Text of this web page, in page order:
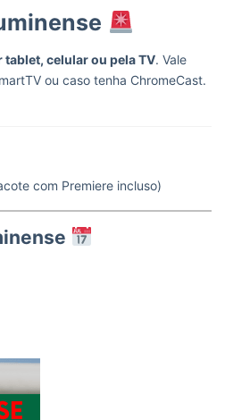
tablet, celular ou pela TV. Vale
ou caso tenha ChromeCast.
com Premiere incluso)